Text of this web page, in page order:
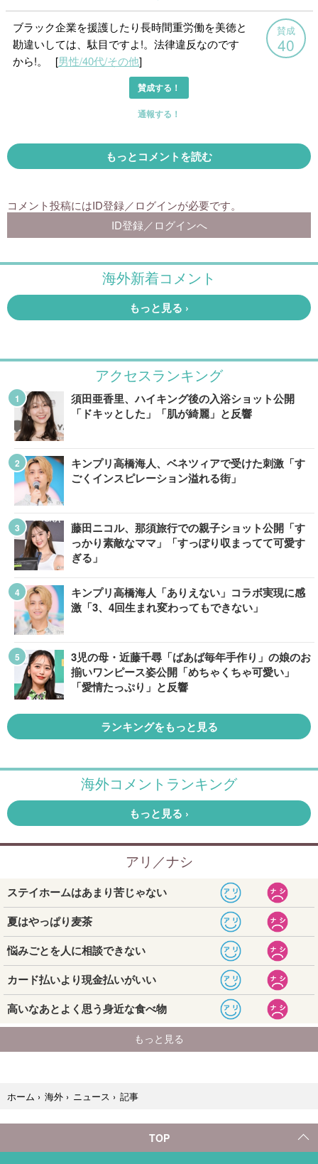
アクセスランキング
須田亜香里、ハイキング後の入浴ショット公開
「ドキッとした」「肌が綺麗」と反響
キンプリ高橋海人、ベネツィアで受けた刺激「す
ごくインスピレーション溢れる街」
藤田ニコル、那須旅行での親子ショット公開「す
っかり素敵なママ」「すっぽり収まってて可愛す
ぎる」
キンプリ高橋海人「ありえない」コラボ実現に感
激「3、4回生まれ変わってもできない」
3児の母・近藤千尋「ばあば毎年手作り」の娘のお
揃いワンピース姿公開「めちゃくちゃ可愛い」
「愛情たっぷり」と反響
ランキングをもっと見る
ホーム › 海外 › ニュース › 記事
TOP